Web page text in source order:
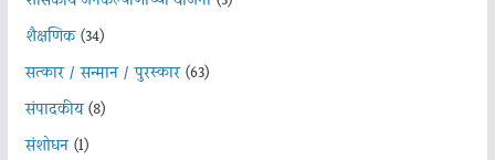
शैक्षणिक(34)
सत्कार / सन्मान / पुरस्कार(63)
संपादकीय(8)
संशोधन(1)